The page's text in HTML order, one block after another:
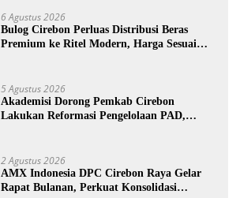
6 Agustus 2026
Bulog Cirebon Perluas Distribusi Beras
Premium ke Ritel Modern, Harga Sesuai
5 Agustus 2026
Akademisi Dorong Pemkab Cirebon
Lakukan Reformasi Pengelolaan PAD,
2 Agustus 2026
AMX Indonesia DPC Cirebon Raya Gelar
Rapat Bulanan, Perkuat Konsolidasi